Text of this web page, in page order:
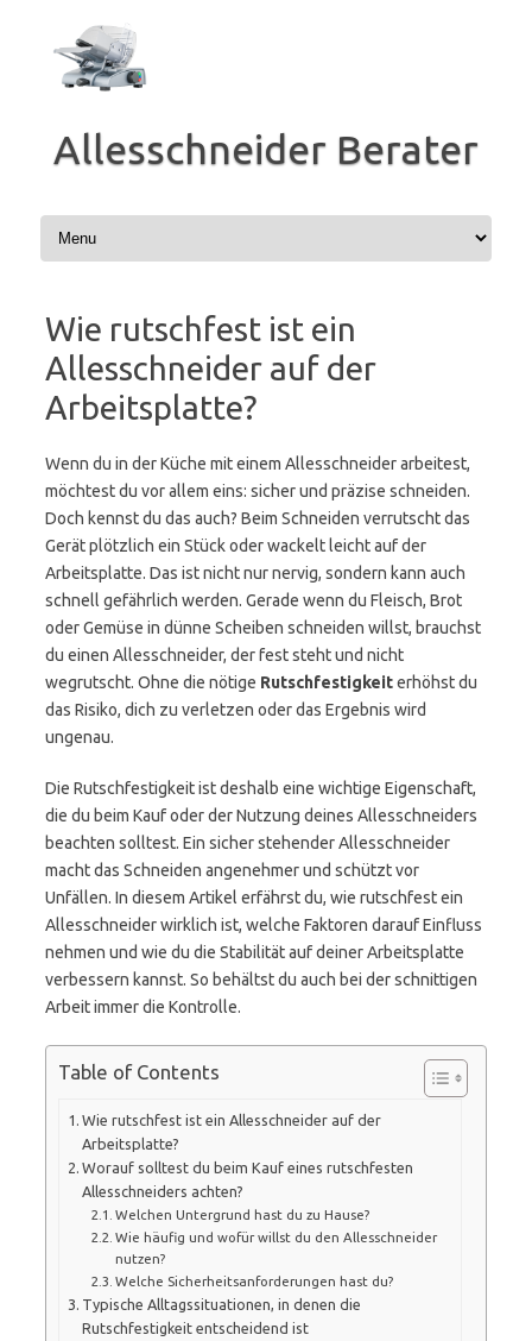
springen
Allesschneider Berater
Wie rutschfest ist ein
Allesschneider auf der
Arbeitsplatte?
Wenn du in der Küche mit einem Allesschneider arbeitest,
möchtest du vor allem eins: sicher und präzise schneiden.
Doch kennst du das auch? Beim Schneiden verrutscht das
Gerät plötzlich ein Stück oder wackelt leicht auf der
Arbeitsplatte. Das ist nicht nur nervig, sondern kann auch
schnell gefährlich werden. Gerade wenn du Fleisch, Brot
oder Gemüse in dünne Scheiben schneiden willst, brauchst
du einen Allesschneider, der fest steht und nicht
wegrutscht. Ohne die nötige Rutschfestigkeiterhöhst du
das Risiko, dich zu verletzen oder das Ergebnis wird
ungenau.
Die Rutschfestigkeit ist deshalb eine wichtige Eigenschaft,
die du beim Kauf oder der Nutzung deines Allesschneiders
beachten solltest. Ein sicher stehender Allesschneider
macht das Schneiden angenehmer und schützt vor
Unfällen. In diesem Artikel erfährst du, wie rutschfest ein
Allesschneider wirklich ist, welche Faktoren darauf Einfluss
nehmen und wie du die Stabilität auf deiner Arbeitsplatte
verbessern kannst. So behältst du auch bei der schnittigen
Arbeit immer die Kontrolle.
Table of Contents
Wie rutschfest ist ein Allesschneider auf der
Arbeitsplatte?
Worauf solltest du beim Kauf eines rutschfesten
Allesschneiders achten?
Welchen Untergrund hast du zu Hause?
Wie häufig und wofür willst du den Allesschneider
nutzen?
Welche Sicherheitsanforderungen hast du?
Typische Alltagssituationen, in denen die
Rutschfestigkeit entscheidend ist